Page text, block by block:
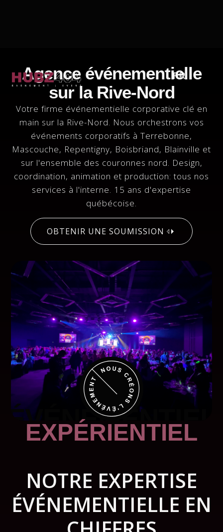
FR
Agence événementielle
sur la Rive-Nord
Votre firme événementielle corporative clé en
main sur la Rive-Nord. Nous orchestrons vos
événements corporatifs à Terrebonne,
Mascouche, Repentigny, Boisbriand, Blainville et
sur l'ensemble des couronnes nord. Design,
coordination, animation et production: tous nos
services à l'interne. 15 ans d'expertise
québécoise.
OBTENIR UNE SOUMISSION
ÉVÉNEMENTIEL
EXPÉRIENTIEL
NOTRE EXPERTISE
ÉVÉNEMENTIELLE EN